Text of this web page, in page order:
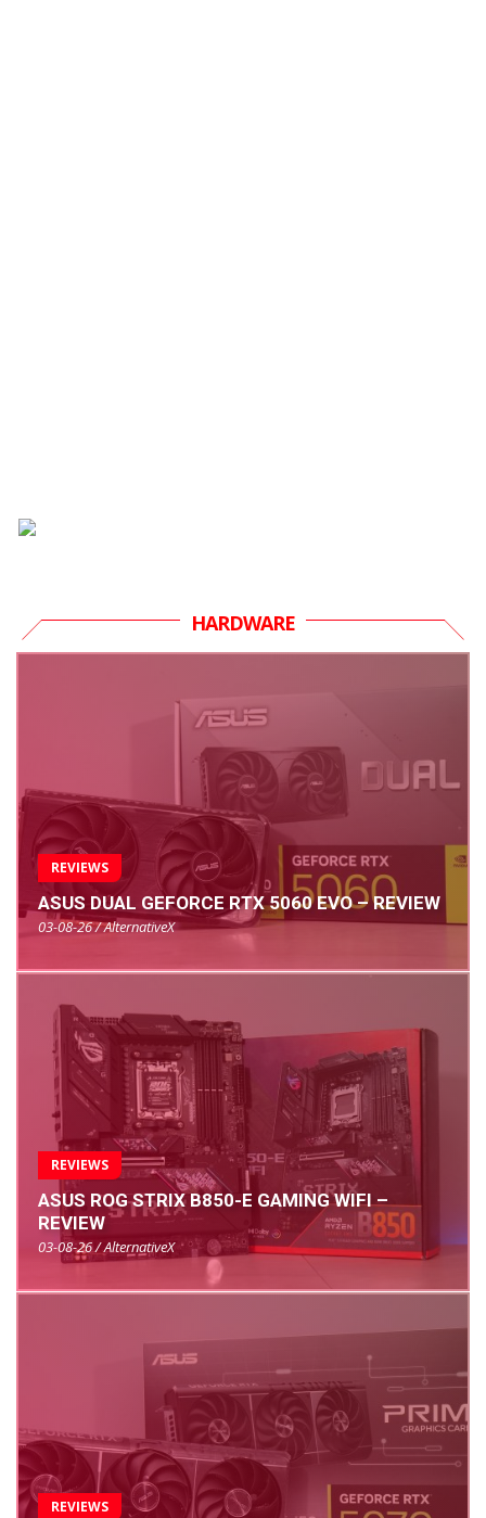
HARDWARE
REVIEWS
ASUS DUAL GEFORCE RTX 5060 EVO – REVIEW
03-08-26 / AlternativeX
REVIEWS
ASUS ROG STRIX B850-E GAMING WIFI –
REVIEW
03-08-26 / AlternativeX
REVIEWS